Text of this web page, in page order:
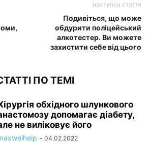
наступна стаття
Подивіться, що може
обдурити поліцейський
алкотестер. Ви можете
захистити себе від цього
ПО ТЕМІ
обхідного шлункового
допомагає діабету,
не виліковує його
- 04.02.2022